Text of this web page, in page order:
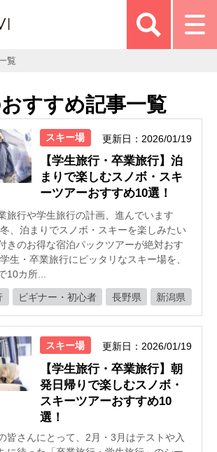
覧
すすめ記事一覧
スキー場 更新日：2026/01/19
【学生旅行・卒業旅行】泊
まりで楽しむスノボ・スキ
ーツアーおすすめ10選！
旅行や学生旅行の計画、進んでいます
、泊まりでスノボ・スキーを楽しみたい
きのお得な宿泊パックツアーが絶対おす
生・卒業旅行にピッタリなスキー場を、
10カ所...
ビギナー・初心者 長野県 新潟県
スキー場 更新日：2026/01/19
【学生旅行・卒業旅行】朝
発日帰りで楽しむスノボ・
スキーツアーおすすめ10
選！
皆さんにとって、2月・3月はテストや入